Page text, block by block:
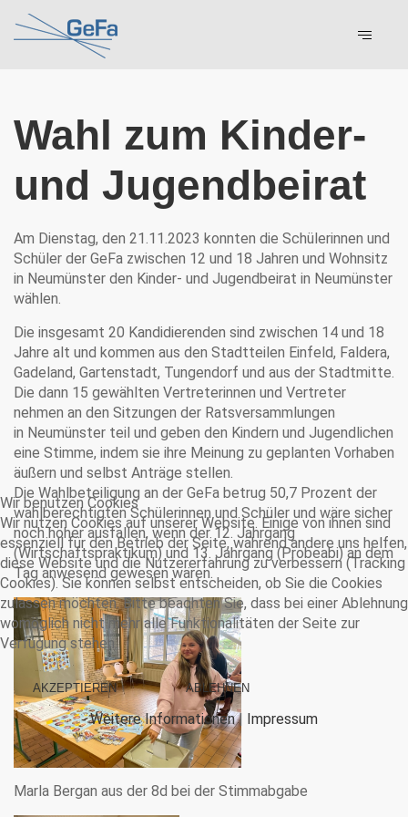
Wahl zum Kinder-
und Jugendbeirat
Am Dienstag, den 21.11.2023 konnten die Schülerinnen und
Schüler der GeFa zwischen 12 und 18 Jahren und Wohnsitz
in Neumünster den Kinder- und Jugendbeirat in Neumünster
wählen.
Die insgesamt 20 Kandidierenden sind zwischen 14 und 18
Jahre alt und kommen aus den Stadtteilen Einfeld, Faldera,
Gadeland, Gartenstadt, Tungendorf und aus der Stadtmitte.
Die dann 15 gewählten Vertreterinnen und Vertreter
nehmen an den Sitzungen der Ratsversammlungen
in Neumünster teil und geben den Kindern und Jugendlichen
eine Stimme, indem sie ihre Meinung zu geplanten Vorhaben
äußern und selbst Anträge stellen.
Die Wahlbeteiligung an der GeFa betrug 50,7 Prozent der
wahlberechtigten Schülerinnen und Schüler und wäre sicher
noch höher ausfallen, wenn der 12. Jahrgang
(Wirtschaftspraktikum) und 13. Jahrgang (Probeabi) an dem
Tag anwesend gewesen wären.
Marla Bergan aus der 8d bei der Stimmabgabe
Wir benutzen Cookies
Wir nutzen Cookies auf unserer Website. Einige von ihnen sind
essenziell für den Betrieb der Seite, während andere uns helfen,
diese Website und die Nutzererfahrung zu verbessern (Tracking
Cookies). Sie können selbst entscheiden, ob Sie die Cookies
zulassen möchten. Bitte beachten Sie, dass bei einer Ablehnung
womöglich nicht mehr alle Funktionalitäten der Seite zur
Verfügung stehen.
AKZEPTIEREN ABLEHNEN
Weitere Informationen| Impressum